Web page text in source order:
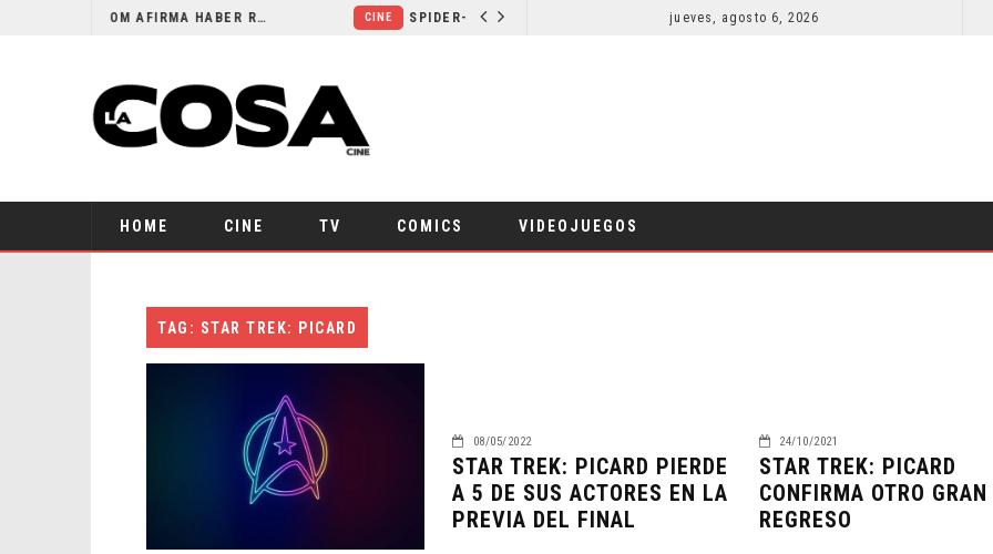
ORLANDO BLOOM AFIRMA HABER RECHAZADO SER BATMAN COMICS
jueves, agosto 6, 2026
HOME CINE TV COMICS VIDEOJUEGOS
TAG: STAR TREK: PICARD
08/05/2022
STAR TREK: PICARD PIERDE
A 5 DE SUS ACTORES EN LA
PREVIA DEL FINAL
24/10/2021
STAR TREK: PICARD
CONFIRMA OTRO GRAN
REGRESO